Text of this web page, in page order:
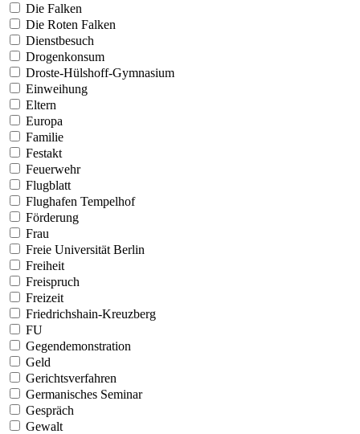
Die Falken
Die Roten Falken
Dienstbesuch
Drogenkonsum
Droste-Hülshoff-Gymnasium
Einweihung
Eltern
Europa
Familie
Festakt
Feuerwehr
Flugblatt
Flughafen Tempelhof
Förderung
Frau
Freie Universität Berlin
Freiheit
Freispruch
Freizeit
Friedrichshain-Kreuzberg
FU
Gegendemonstration
Geld
Gerichtsverfahren
Germanisches Seminar
Gespräch
Gewalt